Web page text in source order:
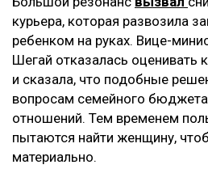
курьера, которая развозила
ребенком на руках. Вице-
Шегай отказалась оценивать
и сказала, что подобные
вопросам семейного
отношений. Тем временем
пытаются найти женщину,
материально.